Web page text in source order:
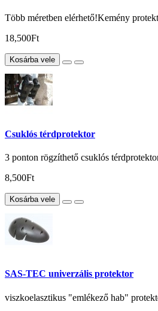
Több méretben elérhető!Kemény
18,500Ft
Kosárba vele
Csuklós térdprotektor
3 ponton rögzíthető csuklós
8,500Ft
Kosárba vele
SAS-TEC univerzális protektor
viszkoelasztikus "emlékező hab"